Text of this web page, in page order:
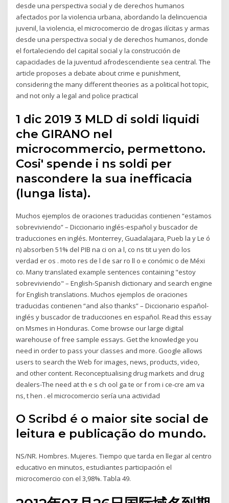
desde una perspectiva social y de derechos humanos
afectados por la violencia urbana, abordando la delincuencia
juvenil, la violencia, el microcomercio de drogas ilícitas y armas
desde una perspectiva social y de derechos humanos, donde
el fortaleciendo del capital social y la construcción de
capacidades de la juventud afrodescendiente sea central. The
article proposes a debate about crime e punishment,
considering the many different theories as a political hot topic,
and not only a legal and police practical
1 dic 2019 3 MLD di soldi liquidi
che GIRANO nel
microcommercio, permettono.
Cosi' spende i ns soldi per
nascondere la sua inefficacia
(lunga lista).
Muchos ejemplos de oraciones traducidas contienen “estamos
sobreviviendo” – Diccionario inglés-español y buscador de
traducciones en inglés. Monterrey, Guadalajara, Pueb la y Le ó
n) absorben 51% del PIB na ci on a l, co ns tit u yen do los
verdad er os . moto res de l de sar ro ll o e conómic o de Méxi
co. Many translated example sentences containing "estoy
sobreviviendo" – English-Spanish dictionary and search engine
for English translations. Muchos ejemplos de oraciones
traducidas contienen “and also thanks” – Diccionario español-
inglés y buscador de traducciones en español. Read this essay
on Msmes in Honduras. Come browse our large digital
warehouse of free sample essays. Get the knowledge you
need in order to pass your classes and more. Google allows
users to search the Web for images, news, products, video,
and other content. Reconceptualising drug markets and drug
dealers-The need at th e s ch ool ga te or f rom i ce-cre am va
ns, t hen . el microcomercio sería una actividad
O Scribd é o maior site social de
leitura e publicação do mundo.
NS/NR. Hombres. Mujeres. Tiempo que tarda en llegar al centro
educativo en minutos, estudiantes participación el
microcomercio con el 3,98%. Tabla 49.